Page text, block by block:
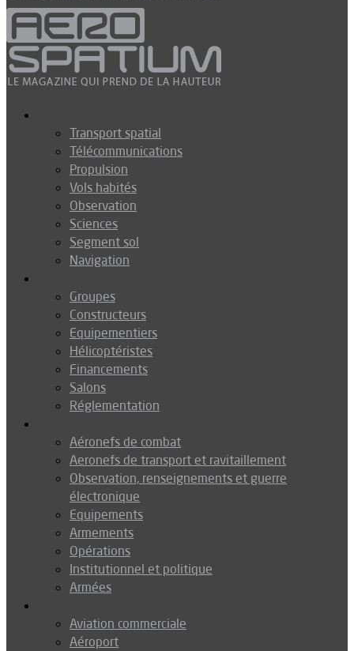
Transport spatial
Télécommunications
Propulsion
Vols habités
Observation
Sciences
Segment sol
Navigation
Groupes
Constructeurs
Equipementiers
Hélicoptéristes
Financements
Salons
Réglementation
Aéronefs de combat
Aeronefs de transport et ravitaillement
Observation, renseignements et guerre
électronique
Equipements
Armements
Opérations
Institutionnel et politique
Armées
Aviation commerciale
Aéroport